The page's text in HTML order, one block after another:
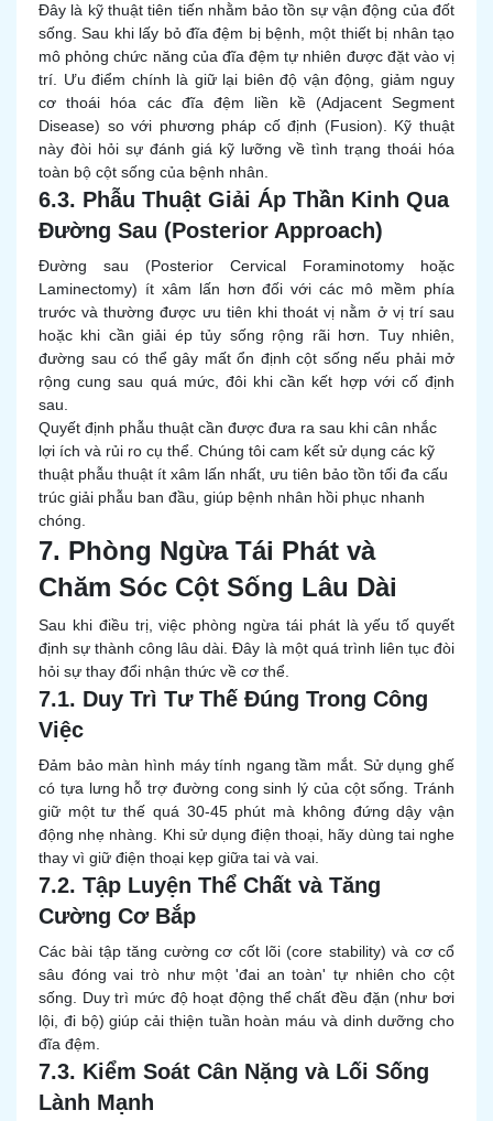
Đây là kỹ thuật tiên tiến nhằm bảo tồn sự vận động của đốt
sống. Sau khi lấy bỏ đĩa đệm bị bệnh, một thiết bị nhân tạo
mô phỏng chức năng của đĩa đệm tự nhiên được đặt vào vị
trí. Ưu điểm chính là giữ lại biên độ vận động, giảm nguy
cơ thoái hóa các đĩa đệm liền kề (Adjacent Segment
Disease) so với phương pháp cố định (Fusion). Kỹ thuật
này đòi hỏi sự đánh giá kỹ lưỡng về tình trạng thoái hóa
toàn bộ cột sống của bệnh nhân.
6.3. Phẫu Thuật Giải Áp Thần Kinh Qua
Đường Sau (Posterior Approach)
Đường sau (Posterior Cervical Foraminotomy hoặc
Laminectomy) ít xâm lấn hơn đối với các mô mềm phía
trước và thường được ưu tiên khi thoát vị nằm ở vị trí sau
hoặc khi cần giải ép tủy sống rộng rãi hơn. Tuy nhiên,
đường sau có thể gây mất ổn định cột sống nếu phải mở
rộng cung sau quá mức, đôi khi cần kết hợp với cố định
sau.
Quyết định phẫu thuật cần được đưa ra sau khi cân nhắc
lợi ích và rủi ro cụ thể. Chúng tôi cam kết sử dụng các kỹ
thuật phẫu thuật ít xâm lấn nhất, ưu tiên bảo tồn tối đa cấu
trúc giải phẫu ban đầu, giúp bệnh nhân hồi phục nhanh
chóng.
7. Phòng Ngừa Tái Phát và
Chăm Sóc Cột Sống Lâu Dài
Sau khi điều trị, việc phòng ngừa tái phát là yếu tố quyết
định sự thành công lâu dài. Đây là một quá trình liên tục đòi
hỏi sự thay đổi nhận thức về cơ thể.
7.1. Duy Trì Tư Thế Đúng Trong Công
Việc
Đảm bảo màn hình máy tính ngang tầm mắt. Sử dụng ghế
có tựa lưng hỗ trợ đường cong sinh lý của cột sống. Tránh
giữ một tư thế quá 30-45 phút mà không đứng dậy vận
động nhẹ nhàng. Khi sử dụng điện thoại, hãy dùng tai nghe
thay vì giữ điện thoại kẹp giữa tai và vai.
7.2. Tập Luyện Thể Chất và Tăng
Cường Cơ Bắp
Các bài tập tăng cường cơ cốt lõi (core stability) và cơ cổ
sâu đóng vai trò như một 'đai an toàn' tự nhiên cho cột
sống. Duy trì mức độ hoạt động thể chất đều đặn (như bơi
lội, đi bộ) giúp cải thiện tuần hoàn máu và dinh dưỡng cho
đĩa đệm.
7.3. Kiểm Soát Cân Nặng và Lối Sống
Lành Mạnh